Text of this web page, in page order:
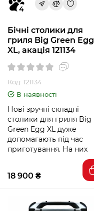
4
Бічні столики для
гриля Big Green Egg
XL, акація 121134
Код: 121134
В наявності
Нові зручні складні
столики для гриля Big
Green Egg XL дуже
допомагають під час
приготування. На них
18 900 ₴